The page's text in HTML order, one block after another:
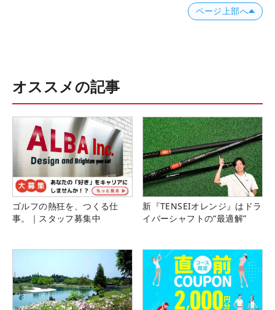
ページ上部へ
オススメの記事
ゴルフの熱狂を、つくる仕
事。｜スタッフ募集中
新『TENSEIオレンジ』はドラ
イバーシャフトの“最適解”